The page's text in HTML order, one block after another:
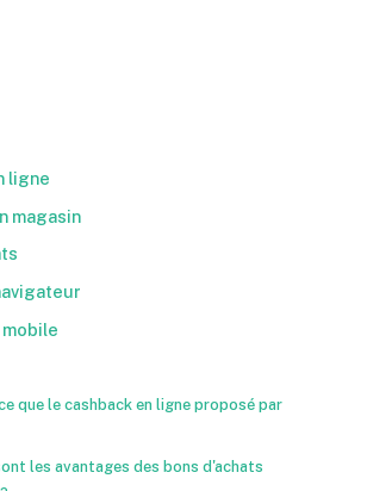
ligne
magasin
que le cashback en ligne proposé par
les avantages des bons d'achats